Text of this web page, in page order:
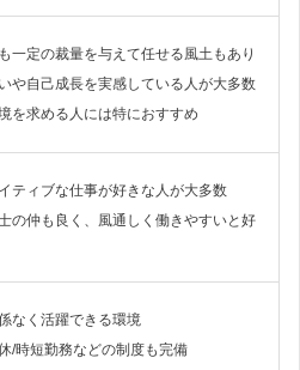
一定の裁量を与えて任せる風土もあり
や自己成長を実感している人が大多数
を求める人には特におすすめ
ティブな仕事が好きな人が大多数
の仲も良く、風通しく働きやすいと好
なく活躍できる環境
/時短勤務などの制度も完備